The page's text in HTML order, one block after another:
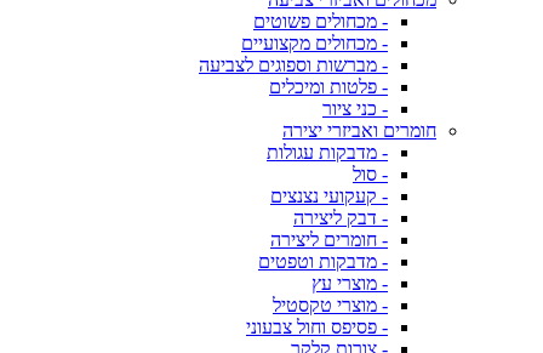
- מכחולים פשוטים
- מכחולים מקצועיים
- מברשות וספוגים לצביעה
- פלטות ומיכלים
- כני ציור
חומרים ואביזרי יצירה
- מדבקות עגולות
- סול
- קעקועי נצנצים
- דבק ליצירה
- חומרים ליצירה
- מדבקות וטפטים
- מוצרי עץ
- מוצרי טקסטיל
- פסיפס וחול צבעוני
- צורות קלקר